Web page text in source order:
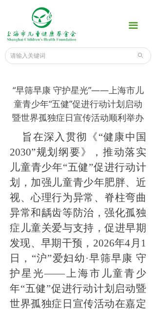
ꄙ
끀
公益项目
爱心榜
新闻中心
为了孩子
科普知识
专家话健康
信息公示
关于我们
“早筛早康 守护星光”——上海市儿
童青少年“五健”促进行动计划启动
暨世界孤独症日宣传活动顺利举办
旨在深入贯彻《“健康中国
2030”规划纲要》，推动落实
儿童青少年“五健”促进行动计
划，加强儿童青少年肥胖、近
视、心理行为异常、脊柱弯曲
异常和龋齿等防治，强化孤独
症儿童关爱与支持，促进早期
发现、早期干预，2026年4月1
日，“沪”爱妇幼·早筛早康 守
护星光——上海市儿童青少
年“五健”促进行动计划启动暨
世界孤独症日宣传活动在嘉定